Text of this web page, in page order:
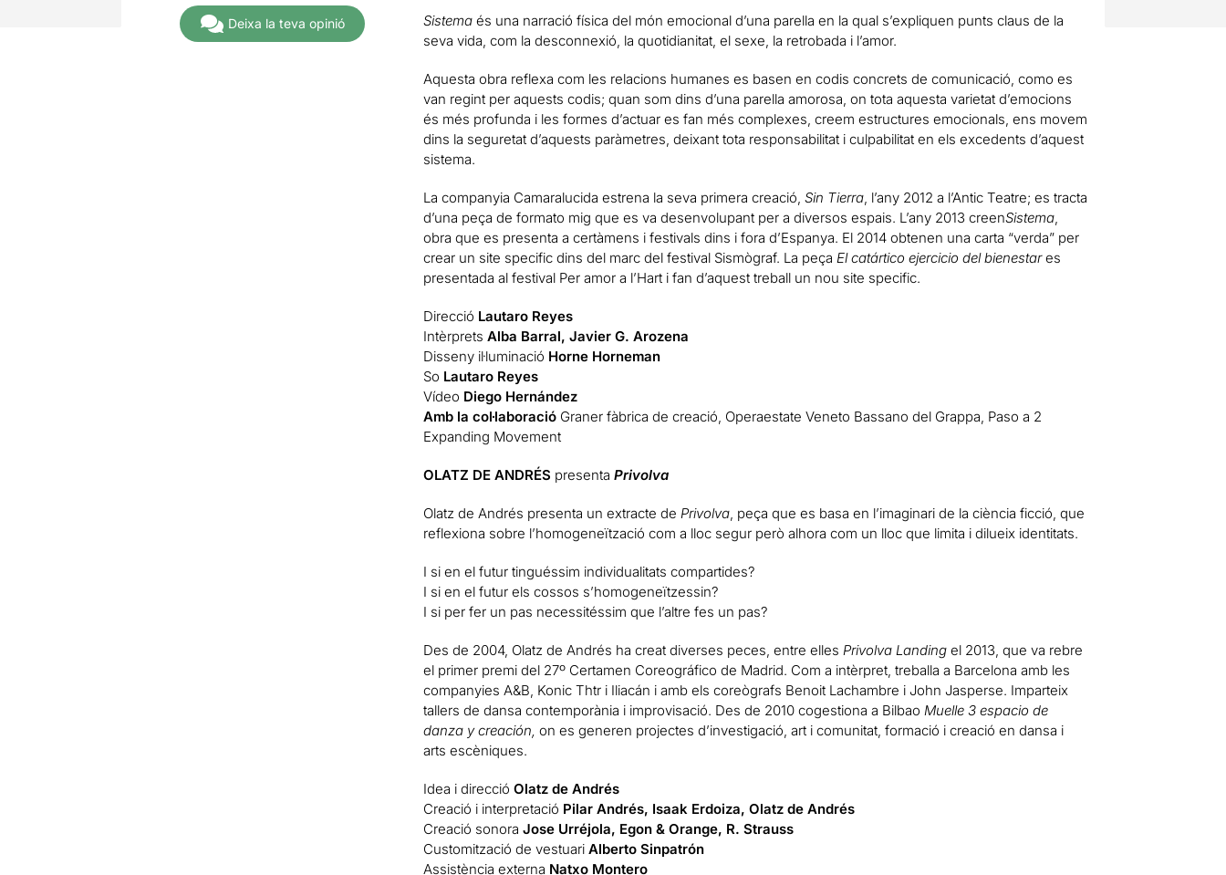
Deixa la teva opinió Sistema és una narració física del món emocional d’una parella en la qual s’expliquen punts claus de la
seva vida, com la desconnexió, la quotidianitat, el sexe, la retrobada i l’amor.
Aquesta obra reflexa com les relacions humanes es basen en codis concrets de comunicació, como es
van regint per aquests codis; quan som dins d’una parella amorosa, on tota aquesta varietat d’emocions
és més profunda i les formes d’actuar es fan més complexes, creem estructures emocionals, ens movem
dins la seguretat d’aquests paràmetres, deixant tota responsabilitat i culpabilitat en els excedents d’aquest
sistema.
La companyia Camaralucida estrena la seva primera creació, Sin Tierra, l’any 2012 a l’Antic Teatre; es tracta
d’una peça de formato mig que es va desenvolupant per a diversos espais. L’any 2013 creenSistema,
obra que es presenta a certàmens i festivals dins i fora d’Espanya. El 2014 obtenen una carta “verda” per
crear un site specific dins del marc del festival Sismògraf. La peça El catártico ejercicio del bienestares
presentada al festival Per amor a l’Hart i fan d’aquest treball un nou site specific.
Direcció Lautaro Reyes
Intèrprets Alba Barral, Javier G. Arozena
Disseny il·luminació Horne Horneman
So Lautaro Reyes
Vídeo Diego Hernández
Amb la col·laboracióGraner fàbrica de creació, Operaestate Veneto Bassano del Grappa, Paso a 2
Expanding Movement
OLATZ DE ANDRÉS presenta Privolva
Olatz de Andrés presenta un extracte de Privolva, peça que es basa en l’imaginari de la ciència ficció, que
reflexiona sobre l’homogeneïtzació com a lloc segur però alhora com un lloc que limita i dilueix identitats.
I si en el futur tinguéssim individualitats compartides?
I si en el futur els cossos s’homogeneïtzessin?
I si per fer un pas necessitéssim que l’altre fes un pas?
Des de 2004, Olatz de Andrés ha creat diverses peces, entre elles Privolva Landing el 2013, que va rebre
el primer premi del 27º Certamen Coreográfico de Madrid. Com a intèrpret, treballa a Barcelona amb les
companyies A&B, Konic Thtr i Iliacán i amb els coreògrafs Benoit Lachambre i John Jasperse. Imparteix
tallers de dansa contemporània i improvisació. Des de 2010 cogestiona a Bilbao Muelle 3 espacio de
danza y creación on es generen projectes d’investigació, art i comunitat, formació i creació en dansa i
arts escèniques.
Idea i direcció Olatz de Andrés
Creació i interpretació Pilar Andrés, Isaak Erdoiza, Olatz de Andrés
Creació sonora Jose Urréjola, Egon & Orange, R. Strauss
Customització de vestuari Alberto Sinpatrón
Assistència externa Natxo Montero